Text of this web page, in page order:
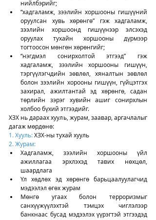
нийлбэрийг;
“хадгаламж, зээлийн хоршооны гишүүний
оруулсан хувь хөрөнгө” гэж хадгаламж,
зээлийн хоршоонд гишүүнээр элсэхэд
оруулах тухайн хоршооны дүрмээр
тогтоосон мөнгөн хөрөнгийг;
“нэгдмэл сонирхолтой этгээд” гэж
хадгаламж, зээлийн хоршооны гишүүн,
тэргүүлэгчдийн зөвлөл, хяналтын зөвлөл
болон зээлийн хорооны гишүүн, гүйцэтгэх
захирал, ажилтантай эд хөрөнгө, садан
төрлийн зэрэг хувийн ашиг сонирхлын
холбоо бүхий этгээдийг.
ХЗХ нь дараах хууль, журам, заавар, аргачлалыг
дагаж мөрдөнө:
1. Хууль: ХЗХ-ны тухай хууль
2. Журам:
Хадгаламж, зээлийн хоршооны үйл
ажиллагаа эрхлэхэд тавих нөхцөл,
шаардлага
Үл хөдлөх эд хөрөнгө барьцаалуулагчид
мэдээлэл өгөх журам
Мөнгө угаах болон терроризмыг
санхүүжүүлэхтэй тэмцэх чиглэлээр
банкнаас бусад мэдээлэх үүрэгтэй этгээдэд